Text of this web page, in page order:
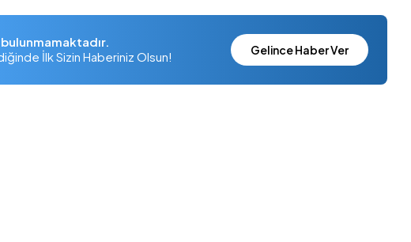
İlk Sizin Haberiniz Olsun!
Gelince Haber Ver